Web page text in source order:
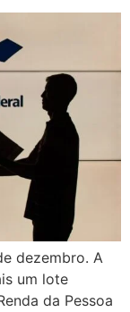
dezembro. A
um lote
da Pessoa